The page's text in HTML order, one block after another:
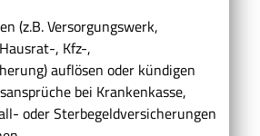
(z.B. Versorgungswerk,
, Kfz-,
auflösen oder kündigen
bei Krankenkasse,
oder Sterbegeldversicherungen